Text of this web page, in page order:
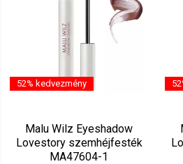
52% kedvezmény
Malu Wilz Eyeshadow
Lovestory szemhéjfesték
MA47604-1